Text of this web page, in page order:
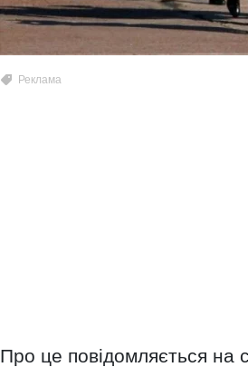
Про це повідомляється на